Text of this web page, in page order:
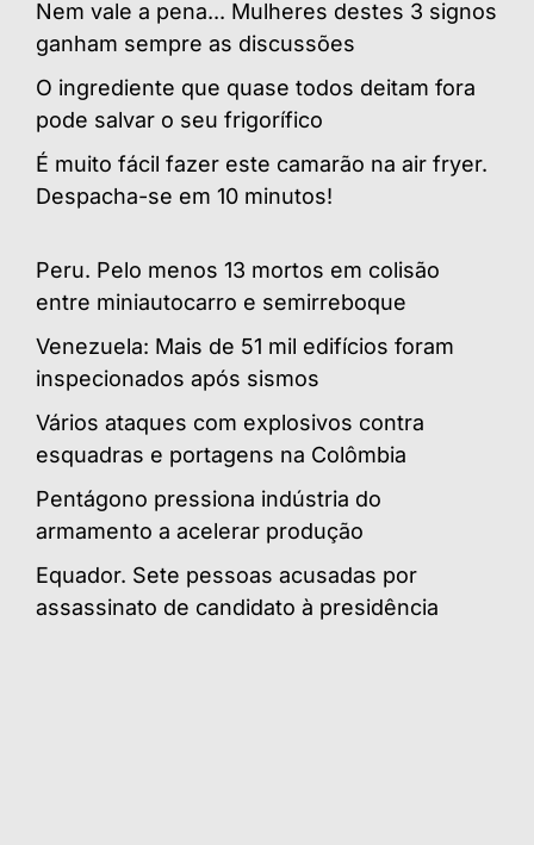
Nem vale a pena... Mulheres destes 3 signos
ganham sempre as discussões
O ingrediente que quase todos deitam fora
pode salvar o seu frigorífico
É muito fácil fazer este camarão na air fryer.
Despacha-se em 10 minutos!
Peru. Pelo menos 13 mortos em colisão
entre miniautocarro e semirreboque
Venezuela: Mais de 51 mil edifícios foram
inspecionados após sismos
Vários ataques com explosivos contra
esquadras e portagens na Colômbia
Pentágono pressiona indústria do
armamento a acelerar produção
Equador. Sete pessoas acusadas por
assassinato de candidato à presidência